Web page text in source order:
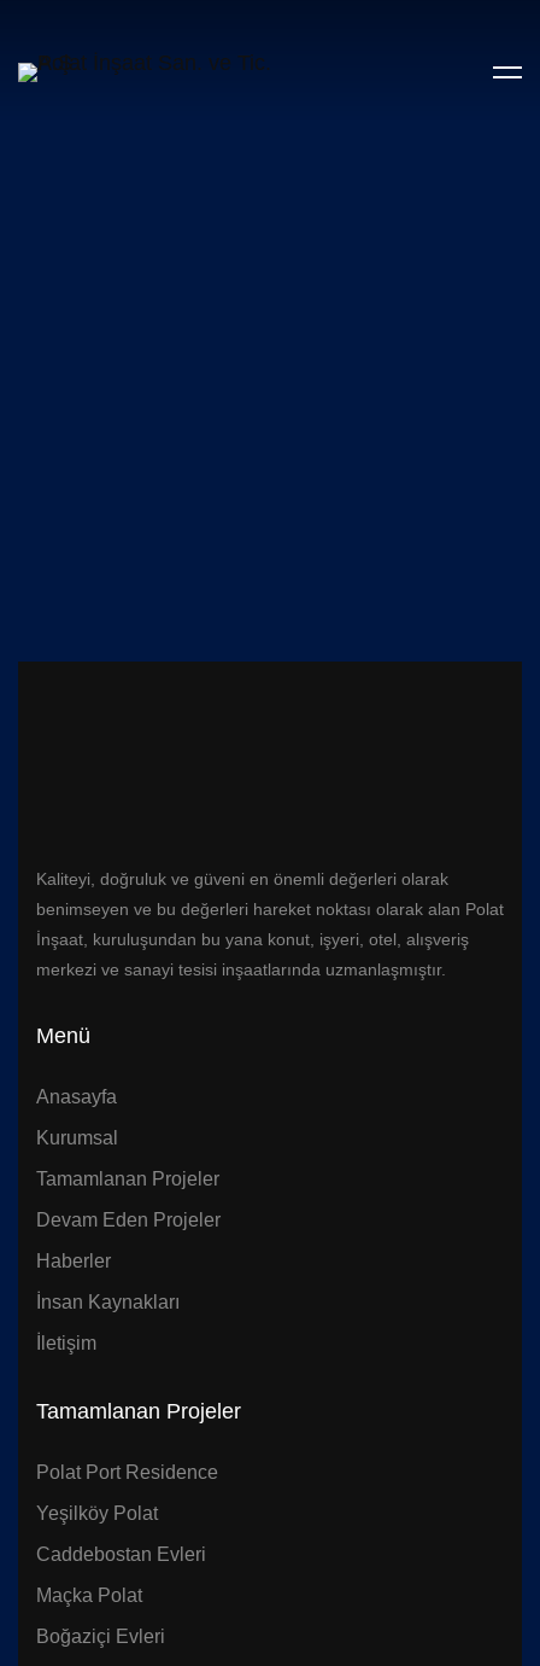
Kaliteyi, doğruluk ve güveni en önemli değerleri olarak
benimseyen ve bu değerleri hareket noktası olarak alan Polat
İnşaat, kuruluşundan bu yana konut, işyeri, otel, alışveriş
merkezi ve sanayi tesisi inşaatlarında uzmanlaşmıştır.
Menü
Anasayfa
Kurumsal
Tamamlanan Projeler
Devam Eden Projeler
Haberler
İnsan Kaynakları
İletişim
Tamamlanan Projeler
Polat Port Residence
Yeşilköy Polat
Caddebostan Evleri
Maçka Polat
Boğaziçi Evleri